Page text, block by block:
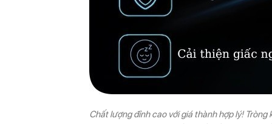
Chất lượng đỉnh cao với giá thành hợp lý!